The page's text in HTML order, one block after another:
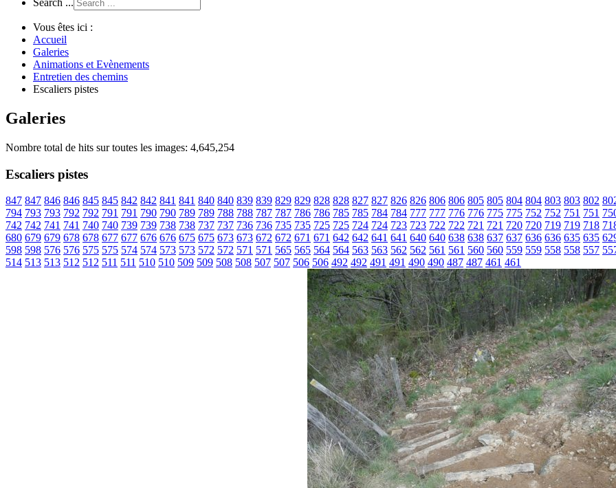
Search ...
Vous êtes ici :
Accueil
Galeries
Animations et Evènements
Entretien des chemins
Escaliers pistes
Galeries
Nombre total de hits sur toutes les images: 4,645,254
Escaliers pistes
847 847 846 846 845 845 842 842 841 841 840 840 839 839 829 829 828 828 827 827 826 826 806 806 805 805 804 804 803 803 802
794 793 793 792 792 791 791 790 790 789 789 788 788 787 787 786 786 785 785 784 784 777 777 776 776 775 775 752 752 751 751
742 742 741 741 740 740 739 739 738 738 737 737 736 736 735 735 725 725 724 724 723 723 722 722 721 721 720 720 719 719 718
680 679 679 678 678 677 677 676 676 675 675 673 673 672 672 671 671 642 642 641 641 640 640 638 638 637 637 636 636 635 635
598 598 576 576 575 575 574 574 573 573 572 572 571 571 565 565 564 564 563 563 562 562 561 561 560 560 559 559 558 558 557
514 513 513 512 512 511 511 510 510 509 509 508 508 507 507 506 506 492 492 491 491 490 490 487 487 461 461